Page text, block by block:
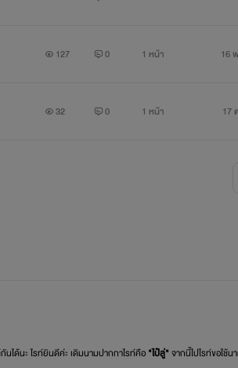
127 0 1 หน้า 16
32 0 1 หน้า 17
ได้นะ ไรท์ยินดีค่ะ เดิมนามปากกาไรท์คือ"ไป๋ลู่" จากนี้ไปไรท์ขอใช้